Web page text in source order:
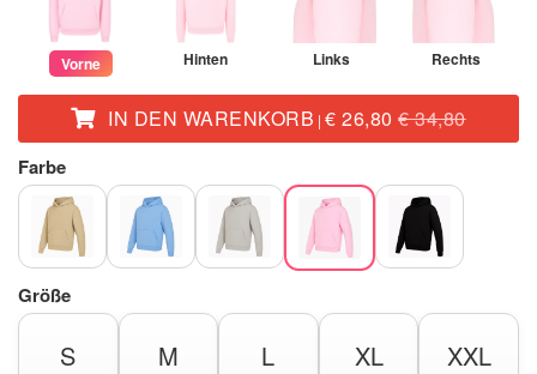
Vorne Hinten Links Rechts
IN DEN WARENKORB |€ 26,80€ 34,80
Farbe
Größe
S M L XL XXL